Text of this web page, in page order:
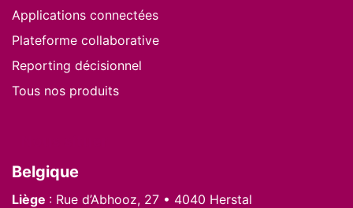
Applications connectées
Plateforme collaborative
Reporting décisionnel
Tous nos produits
Belgique
Liège : Rue d’Abhooz, 27 • 4040 Herstal